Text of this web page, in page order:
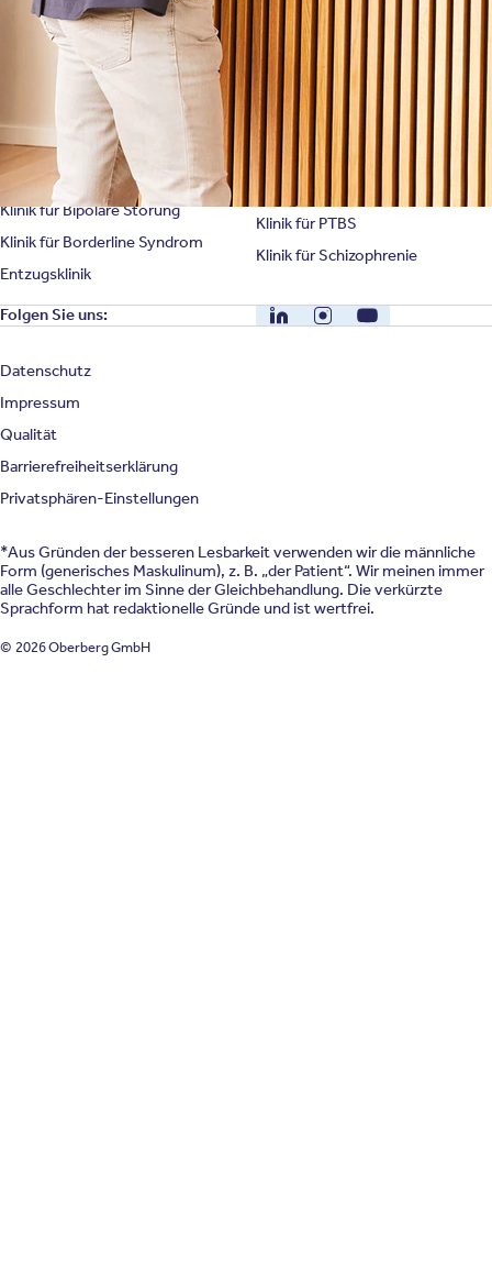
Spezialisierte Kliniken
Klinik für Depression
Klinik für Burnout
Klinik für Angststörung
Klinik für Zwangsstörung
Klinik für Persönlichkeitsstörung
Klinik für Bipolare Störung
Klinik für Borderline Syndrom
Entzugsklinik
Suchtklinik
Klinik für Anorexie
Klinik für Erschöpfung
Klinik für Essstörung
Klinik für Mediensucht
Klinik für Psychose
Klinik für PTBS
Klinik für Schizophrenie
Folgen Sie uns: LinkedInInstagramYouTube
Datenschutz
Impressum
Qualität
Barrierefreiheitserklärung
Privatsphären-Einstellungen
*Aus Gründen der besseren Lesbarkeit verwenden wir die männliche
Form (generisches Maskulinum), z. B. „der Patient“. Wir meinen immer
alle Geschlechter im Sinne der Gleichbehandlung. Die verkürzte
Sprachform hat redaktionelle Gründe und ist wertfrei.
© 2026 Oberberg GmbH